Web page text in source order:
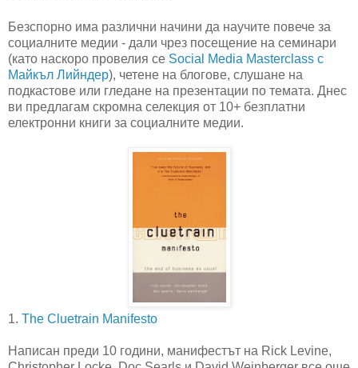
Безспорно има различни начини да научите повече за
социалните медии - дали чрез посещение на семинари
(като наскоро провелия се Social Media Masterclass с
Майкъл Лийндер), четене на блогове, слушане на
подкастове или гледане на презентации по темата. Днес
ви предлагам скромна селекция от 10+ безплатни
електронни книги за социалните медии.
1. The Cluetrain Manifesto
Написан преди 10 години, манифестът на Rick Levine,